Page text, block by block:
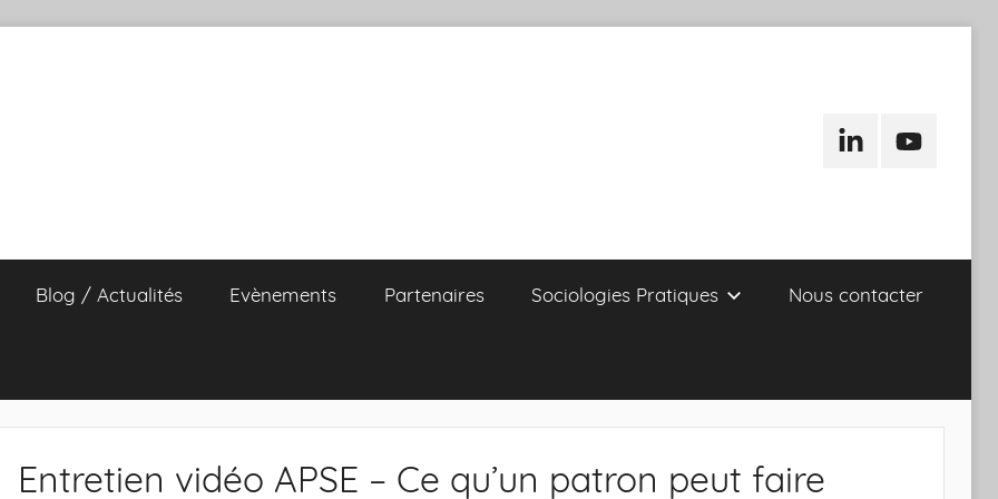
LinkedInYoutube
Blog / Actualités Evènements Partenaires Sociologies Pratiques Nous contacter
Entretien vidéo APSE – Ce qu’un patron peut faire